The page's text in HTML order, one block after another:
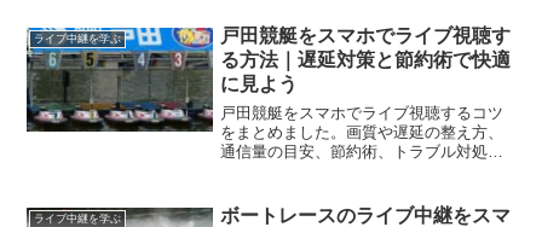
とめます。
ライブ中継を学ぶ
戸田競艇をスマホでライブ視聴す
る方法｜遅延対策と節約術で快適
に見よう
戸田競艇をスマホでライブ視聴するコツ
をまとめました。画質や遅延の整え方、
通信量の目安、節約術、トラブル対処ま
ライブ中継を学ぶ
ボートレースのライブ中継をスマ